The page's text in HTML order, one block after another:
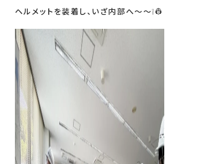
ヘルメットを装着し、いざ内部へ～～❕👷